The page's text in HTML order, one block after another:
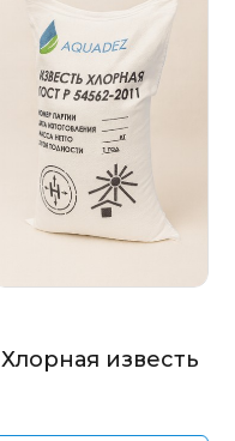
Хлорная известь